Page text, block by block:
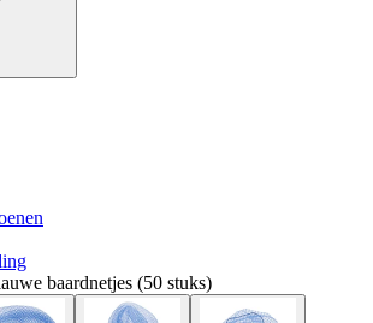
baardnetjes (50 stuks)